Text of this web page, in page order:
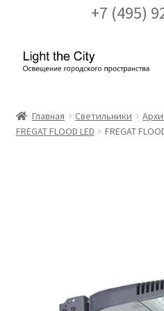
+7 (495)
Перейти
Перейти
FAQ про кронштейны
Заказ проекта освещения
Главная Светильники
FREGAT FLOOD LED
FREGAT